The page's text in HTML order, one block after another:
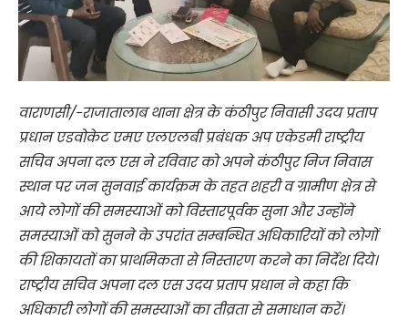
वाराणसी/-राजातालाब थाना क्षेत्र के कंठीपुर निवासी उदय प्रताप
प्रधान एडवोकेट एमए एलएलबी प्रबंधक अप एकेडमी राष्ट्रीय
सचिव अपना दल एस ने रविवार को अपने कंठीपुर निज निवास
स्थान पर जन सुनवाई कार्यक्रम के तहत शहरी व ग्रामीण क्षेत्र से
आये लोगों की समस्याओं को विस्तारपूर्वक सुना और उन्होंने
समस्याओं को सुनने के उपरांत सम्बन्धित अधिकारियों को लोगों
की शिकायतों का प्राथमिकता से निस्तारण करने का निर्देश दिये।
राष्ट्रीय सचिव अपना दल एस उदय प्रताप प्रधान ने कहा कि
अधिकारी लोगों की समस्याओं का तीव्रता से समाधान करें।